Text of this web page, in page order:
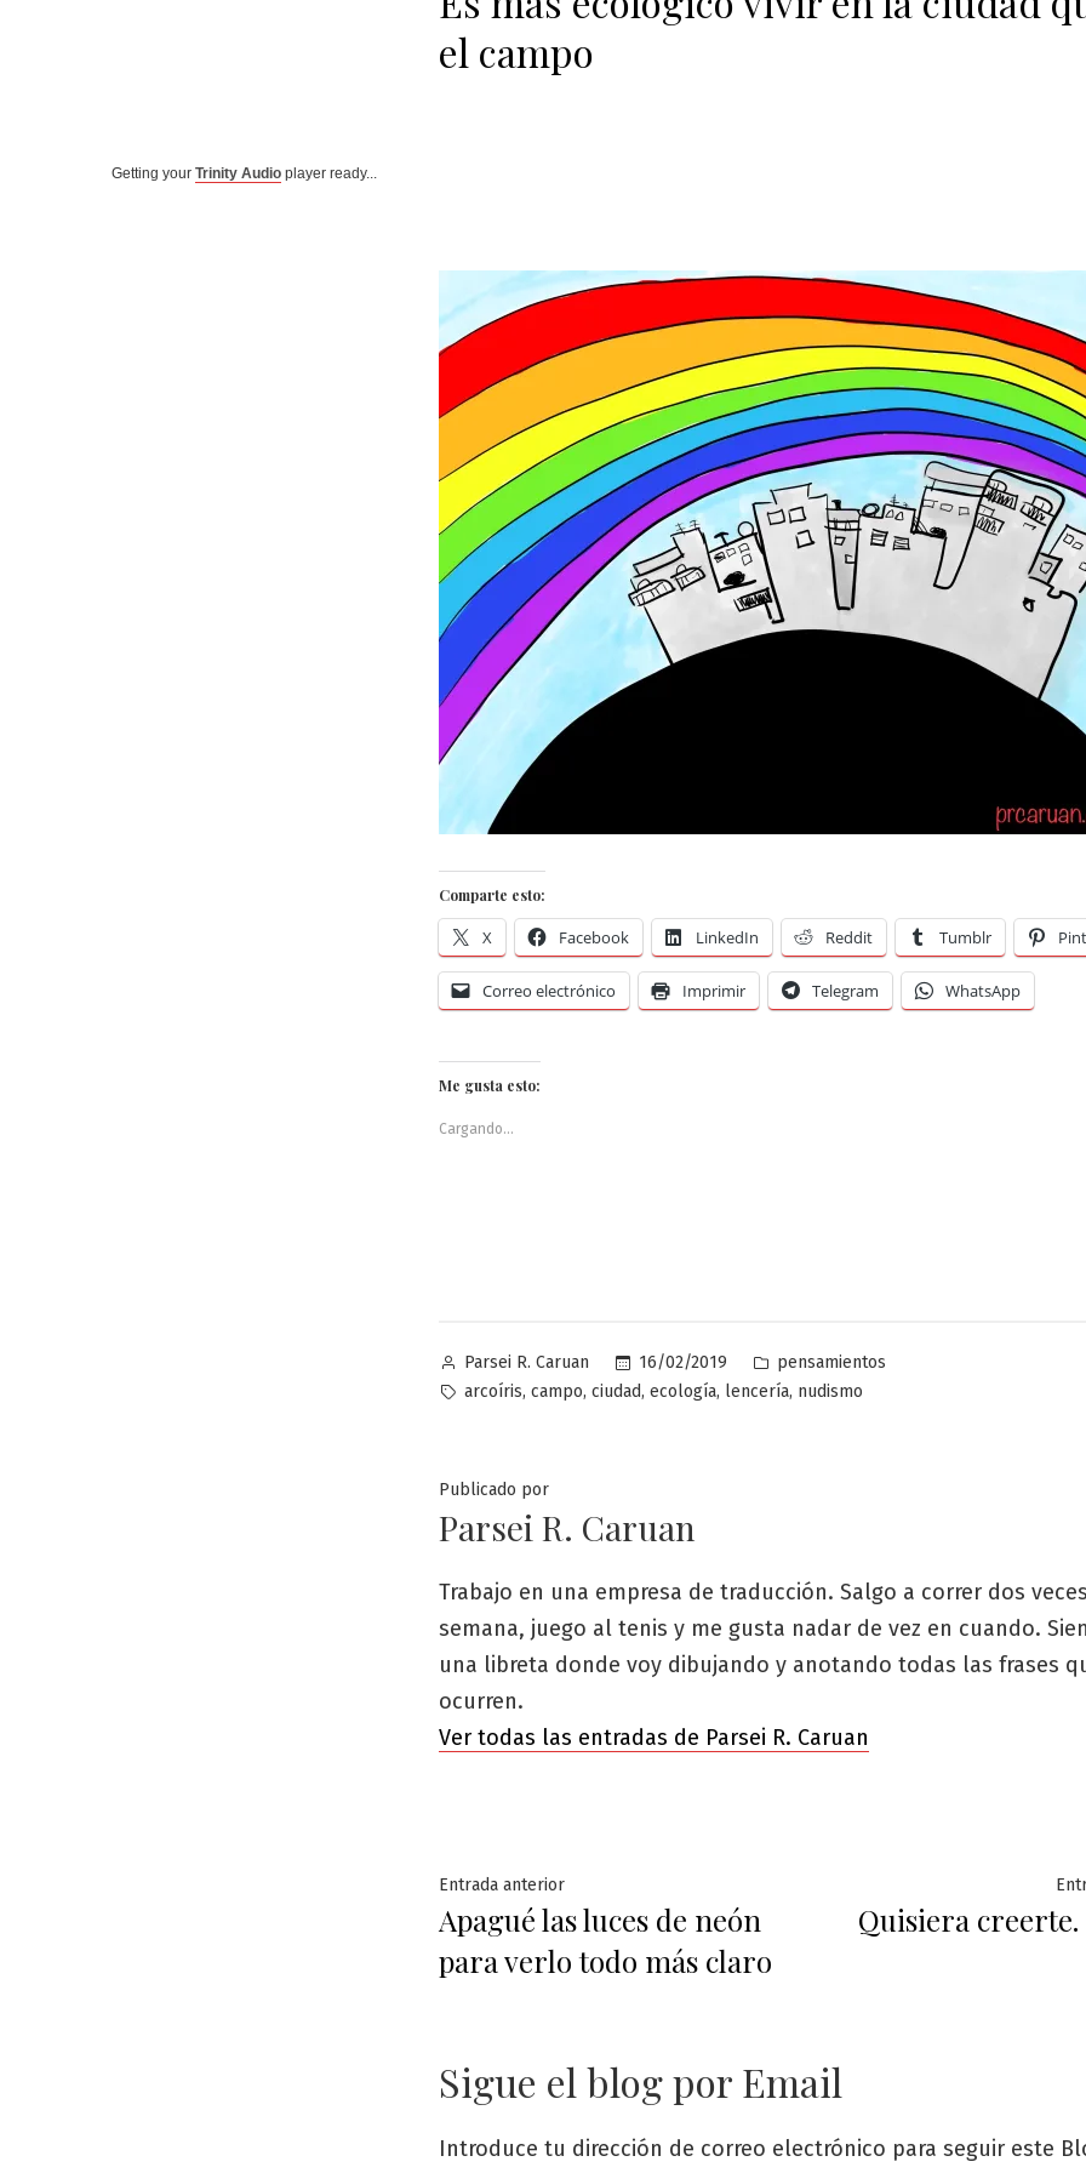
el campo
Getting your Trinity Audio player ready...
Comparte esto:
X Facebook LinkedIn Reddit Tumblr
Correo electrónico Imprimir Telegram WhatsApp
Me gusta esto:
Cargando...
Publicado
por
Parsei R. Caruan 16/02/2019
Publicado
en
pensamientos
Etiquetas:
arcoíris, campo, ciudad, ecología, lencería, nudismo
Publicado por
Parsei R. Caruan
Trabajo en una empresa de traducción. Salgo a correr dos
semana, juego al tenis y me gusta nadar de vez en cuando.
una libreta donde voy dibujando y anotando todas las frases
ocurren.
Ver todas las entradas de Parsei R. Caruan
Navegación
de
entradas
Entrada anteriorEntrada
anterior:
Apagué las luces de neón
para verlo todo más claro
Quisiera creerte.
Sigue el blog por Email
Introduce tu dirección de correo electrónico para seguir este